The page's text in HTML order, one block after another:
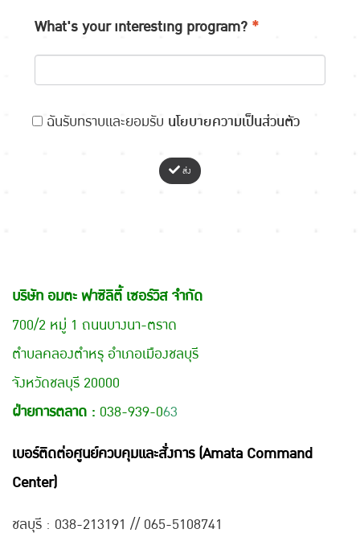
What's your interesting program? *
ฉันรับทราบและยอมรับ นโยบายความเป็นส่วนตัว
ส่ง
บริษัท อมตะ ฟาซิลิตี้ เซอร์วิส จำกัด
700/2 หมู่ 1 ถนนบางนา-ตราด
ตำบลคลองตำหรุ อำเภอเมืองชลบุรี
จังหวัดชลบุรี 20000
ฝ่ายการตลาด : 038-939-063
เบอร์ติดต่อศูนย์ควบคุมและสั่งการ (Amata Command
Center)
ชลบุรี : 038-213191 // 065-5108741